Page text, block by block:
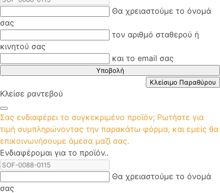
Θα χρειαστούμε το όνομά
σας
τον αριθμό σταθερού ή
κινητού σας
και το email σας
Υποβολή
Κλείσιμο Παραθύρου
Κλείσε ραντεβού
Σας ενδιαφέρει το συγκεκριμένο προϊόν; Ρωτήστε για
τιμή συμπληρώνοντας την παρακάτω φόρμα, και εμείς θα
επικοινωνήσουμε άμεσα μαζί σας.
Ενδιαφέρομαι για το προϊόν..
Θα χρειαστούμε το όνομά
σας